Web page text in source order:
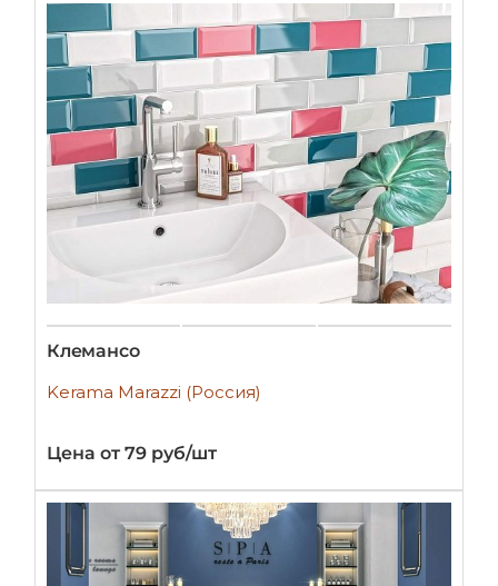
Клемансо
Kerama Marazzi (Россия)
Цена от 79 руб/шт